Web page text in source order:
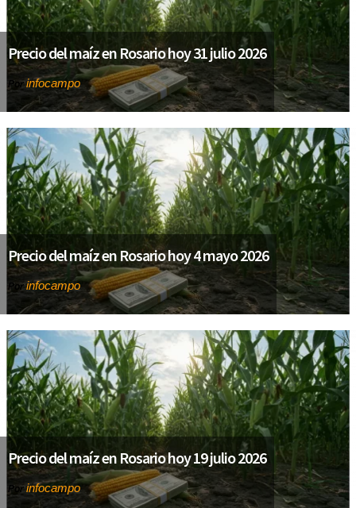
Precio del maíz en Rosario hoy 31 julio 2026
Porinfocampo
Precio del maíz en Rosario hoy 4 mayo 2026
Porinfocampo
Precio del maíz en Rosario hoy 19 julio 2026
Porinfocampo